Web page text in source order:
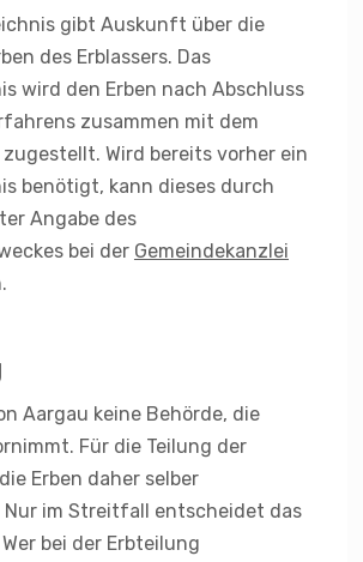
gibt Auskunft über die
des Erblassers. Das
wird den Erben nach Abschluss
zusammen mit dem
Wird bereits vorher ein
benötigt, kann dieses durch
Angabe des
bei der Gemeindekanzlei
Aargau keine Behörde, die
Für die Teilung der
Erben daher selber
im Streitfall entscheidet das
bei der Erbteilung